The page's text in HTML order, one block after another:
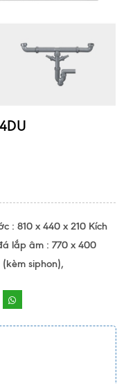
: 810 x 440 x 210 Kích
lắp âm : 770 x 400
siphon),